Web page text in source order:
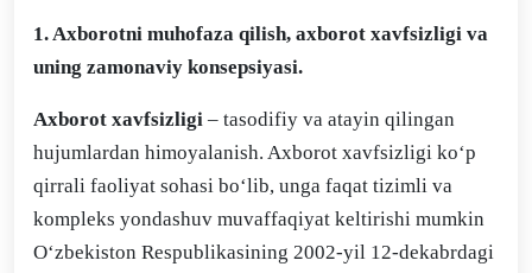
1. Axborotni muhofaza qilish, axborot xavfsizligi va
uning zamonaviy konsepsiyasi.
Axborot xavfsizligi – tasodifiy va atayin qilingan
hujumlardan himoyalanish. Axborot xavfsizligi ko‘p
qirrali faoliyat sohasi bo‘lib, unga faqat tizimli va
kompleks yondashuv muvaffaqiyat keltirishi mumkin
O‘zbekiston Respublikasining 2002-yil 12-dekabrdagi